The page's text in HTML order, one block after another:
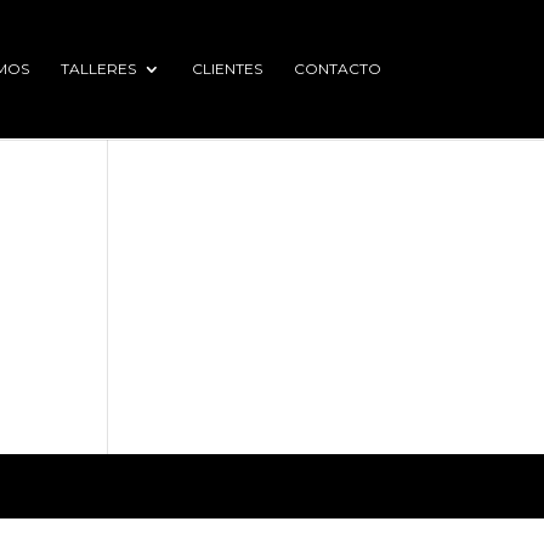
TALLERES CLIENTES CONTACTO